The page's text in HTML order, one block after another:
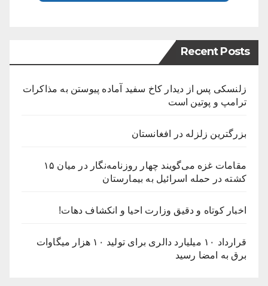
Recent Posts
زلنسکی پس از دیدار کاخ سفید آماده پیوستن به مذاکرات
ترامپ و پوتین است
بزرگترین زلزله در افغانستان
مقامات غزه می‌گویند چهار روزنامه‌نگار در میان ۱۵
کشته در حمله اسرائیل به بیمارستان
اخبار کوتاه و دقیق وزارت احیا و انکشاف دهات!
قرارداد ۱۰ میلیارد دالری برای تولید ۱۰ هزار میگاوات
برق به امضا رسید